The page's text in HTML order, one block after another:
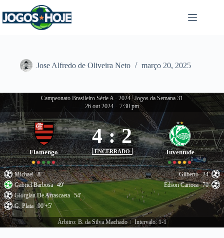
para
o
Jose Alfredo de Oliveira Neto março 20, 2025
Campeonato Brasileiro Série A - 2024 Jogos da Semana 31
26 out 2024 - 7:30 pm
Flamengo
4 : 2
ENCERRADO Juventude
Michael 8'
Gabriel Barbosa 49'
Giorgian De Arrascaeta 54'
G. Plata 90'+5'
Gilberto 24'
Edson Carioca 70'
Árbitro: B. da Silva Machado Intervalo: 1-1